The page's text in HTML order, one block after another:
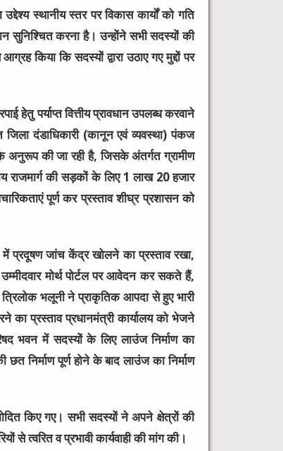
स्थानीय स्तर पर विकास कार्यों को गति
सुनिश्चित करना है। उन्होंने सभी सदस्यों की
किया कि सदस्यों द्वारा उठाए गए मुद्दों पर
पर्याप्त वित्तीय प्रावधान उपलब्ध करवाने
दंडाधिकारी (कानून एवं व्यवस्था) पंकज
अनुरूप की जा रही है, जिसके अंतर्गत ग्रामीण
राजमार्ग की सड़कों के लिए 1 लाख 20 हजार
पूर्ण कर प्रस्ताव शीघ्र प्रशासन को
प्रदूषण जांच केंद्र खोलने का प्रस्ताव रखा,
मोर्थ पोर्टल पर आवेदन कर सकते हैं,
भलूनी ने प्राकृतिक आपदा से हुए भारी
का प्रस्ताव प्रधानमंत्री कार्यालय को भेजने
भवन में सदस्यों के लिए लाउंज निर्माण का
निर्माण पूर्ण होने के बाद लाउंज का निर्माण
किए गए। सभी सदस्यों ने अपने क्षेत्रों की
त्वरित व प्रभावी कार्यवाही की मांग की।